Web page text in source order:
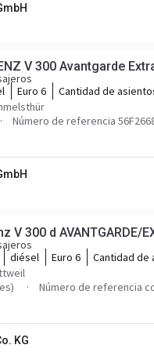
V 300 Avantgarde
Euro 6 Cantidad de
Número de referencia
V 300 d AVANTGARDE/
diésel Euro 6 Cantidad de
Número de referencia
KG